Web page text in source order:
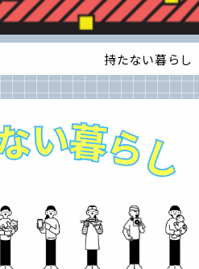
持たない暮らし